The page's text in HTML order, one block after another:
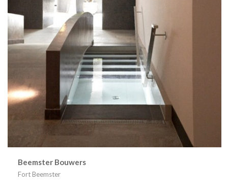
Beemster Bouwers
Fort Beemster